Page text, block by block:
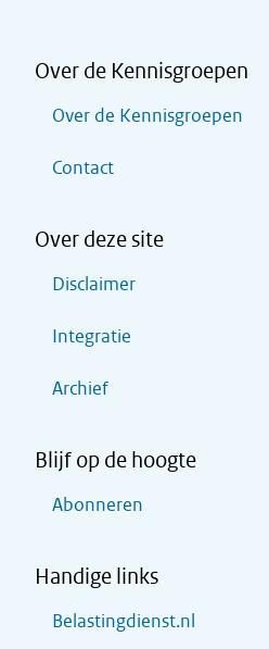
Over de Kennisgroepen
Over de Kennisgroepen
Contact
Over deze site
Disclaimer
Integratie
Archief
Blijf op de hoogte
Abonneren
Handige links
Belastingdienst.nl